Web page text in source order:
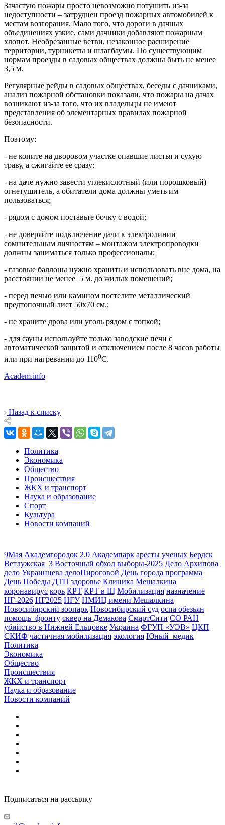
Зачастую пожары просто невозможно потушить из-за
недоступности – затруднен проезд пожарных автомобилей к
местам возгорания. Мало того, что дороги в дачных
объединениях узкие, сами дачники добавляют пожарным
хлопот. Необрезанные ветви, незаконное расширение
территории, турникеты и шлагбаумы. По существующим
нормам проезды в садовых обществах должны быть не менее
3,5 м.
Регулярные рейды в садовых обществах, беседы с дачниками,
анализ пожарной обстановки показали, что пожары на дачах
возникают из-за того, что их владельцы не имеют
представления об элементарных правилах пожарной
безопасности.
Поэтому:
- не копите на дворовом участке опавшие листья и сухую
траву, а сжигайте ее сразу;
- на даче нужно завести углекислотный (или порошковый)
огнетушитель, а обитатели дома должны уметь им
пользоваться;
- рядом с домом поставьте бочку с водой;
- не доверяйте подключение дачи к электролинии
сомнительным личностям – монтажом электропроводки
должны заниматься только профессионалы;
- газовые баллоны нужно хранить и использовать вне дома, на
расстоянии не менее 5 м. до жилых помещений;
- перед печью или камином постелите металлический
предтопочный лист 50х70 см.;
- не храните дрова или уголь рядом с топкой;
- для сауны используйте только заводские печи с
автоматической защитой и отключением после 8 часов работы
или при нагревании до 1100С.
Academ.info
Назад к списку
Политика
Экономика
Общество
Происшествия
ЖКХ и транспорт
Наука и образование
Спорт
Культура
Новости компаний
9Мая Академгородок 2.0 Академпарк аресты ученых Бердск
Ветлужская_3 Восточный обход выборы-2025 Дело Архипова
дело Украинцева делоПироговой День города программа
День Победы ДТП здоровье Клиника Мешалкина
коронавирус корь КРТ КРТ в Щ Мобилизация назначение
НГ-2026 НГ2025 НГУ НМИЦ имени Мешалкина
Новосибирский зоопарк Новосибирский суд оспа обезьян
помощь_фронту сквер на Демакова СмартСити СО РАН
убийство в Нижней Ельцовке Украина ФГУП «УЭВ» ЦКП
СКИФ частичная мобилизация экология Юный_медик
Политика
Экономика
Общество
Происшествия
ЖКХ и транспорт
Наука и образование
Новости компаний
Подписаться на рассылку